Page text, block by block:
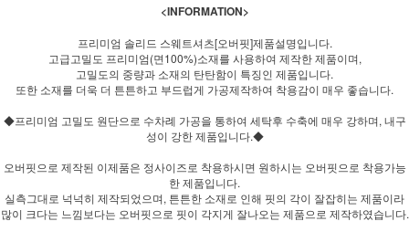
<INFORMATION>
프리미엄 솔리드 스웨트셔츠[오버핏]제품설명입니다.
고급고밀도 프리미엄(면100%)소재를 사용하여 제작한 제품이며,
고밀도의 중량과 소재의 탄탄함이 특징인 제품입니다.
또한 소재를 더욱 더 튼튼하고 부드럽게 가공제작하여 착용감이 매우 좋습니다.
◆프리미엄 고밀도 원단으로 수차례 가공을 통하여 세탁후 수축에 매우 강하며, 내구
성이 강한 제품입니다.◆
오버핏으로 제작된 이제품은 정사이즈로 착용하시면 원하시는 오버핏으로 착용가능
한 제품입니다.
실측그대로 넉넉히 제작되었으며, 튼튼한 소재로 인해 핏의 각이 잘잡히는 제품이라
많이 크다는 느낌보다는 오버핏으로 핏이 각지게 잘나오는 제품으로 제작하였습니다.